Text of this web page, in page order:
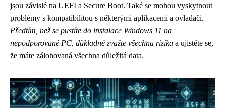
jsou závislé na UEFI a Secure Boot. Také se mohou vyskytnout
problémy s kompatibilitou s některými aplikacemi a ovladači.
Předtím, než se pustíte do instalace Windows 11 na
nepodporované PC, důkladně zvažte všechna rizika a ujistěte se,
že máte zálohovaná všechna důležitá data.